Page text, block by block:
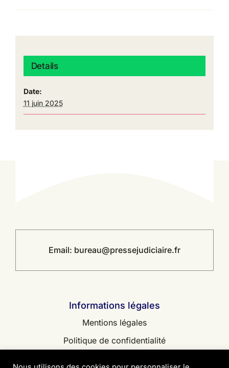
Details
Date:
11 juin 2025
Email: bureau@pressejudiciaire.fr
Informations légales
Mentions légales
Politique de confidentialité